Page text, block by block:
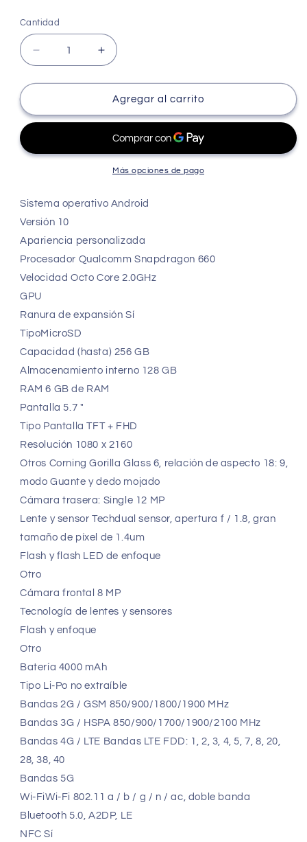
Cantidad
Cantidad
Reducir
cantidad
para
S62
6GB
RUGGED
IP68
OCTA
CORE
5060472352125
Aumentar
cantidad
para
CAT
S62
4G
6GB
RAM
RUGGED
CORE
5060472352125
Agregar al carrito
Más opciones de pago
Sistema operativo Android
Versión 10
Apariencia personalizada
Procesador Qualcomm Snapdragon 660
Velocidad Octo Core 2.0GHz
GPU
Ranura de expansión Sí
TipoMicroSD
Capacidad (hasta) 256 GB
Almacenamiento interno 128 GB
RAM 6 GB de RAM
Pantalla 5.7 "
Tipo Pantalla TFT + FHD
Resolución 1080 x 2160
Otros Corning Gorilla Glass 6, relación de aspecto 18: 9,
modo Guante y dedo mojado
Cámara trasera: Single 12 MP
Lente y sensor Techdual sensor, apertura f / 1.8, gran
tamaño de píxel de 1.4um
Flash y flash LED de enfoque
Otro
Cámara frontal 8 MP
Tecnología de lentes y sensores
Flash y enfoque
Otro
Batería 4000 mAh
Tipo Li-Po no extraíble
Bandas 2G / GSM 850/900/1800/1900 MHz
Bandas 3G / HSPA 850/900/1700/1900/2100 MHz
Bandas 4G / LTE Bandas LTE FDD: 1, 2, 3, 4, 5, 7, 8, 20,
28, 38, 40
Bandas 5G
Wi-FiWi-Fi 802.11 a / b / g / n / ac, doble banda
Bluetooth 5.0, A2DP, LE
NFC Sí